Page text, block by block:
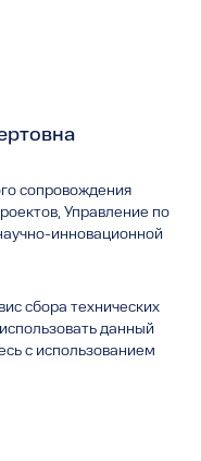
сопровождения
Управление по
инновационной
Б, каб. НИЧ-327
сбора технических
данный
с использованием